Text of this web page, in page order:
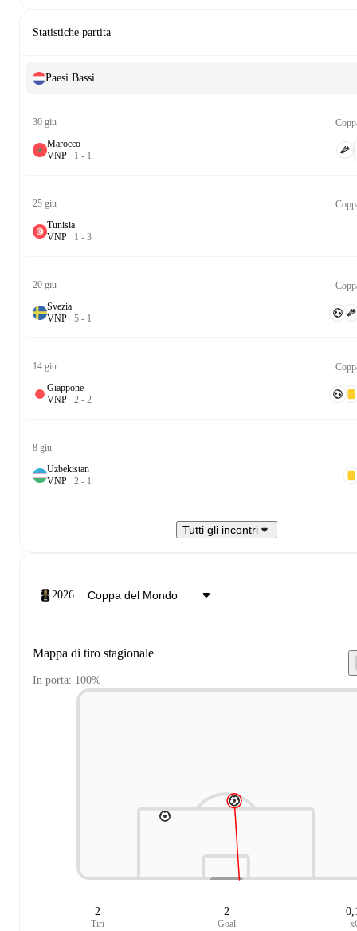
Statistiche partita
Paesi Bassi
30 giu
Marocco
VNP 1 - 1
25 giu
Tunisia
VNP 1 - 3
20 giu
Svezia
VNP 5 - 1
14 giu
Giappone
VNP 2 - 2
8 giu
Uzbekistan
VNP 2 - 1
Tutti gli incontri
2026
Mappa di tiro stagionale
In porta: 100%
2
Tiri
2
Goal